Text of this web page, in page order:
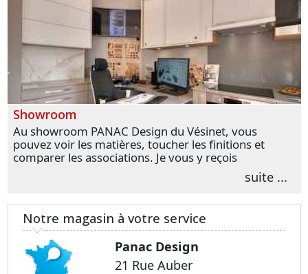
Showroom
Au showroom PANAC Design du Vésinet, vous
pouvez voir les matières, toucher les finitions et
comparer les associations. Je vous y reçois
personnellement pour parler de votre projet et
transformer vos premières idées en choix plussuite ...
Notre magasin à votre service
Panac Design
21 Rue Auber